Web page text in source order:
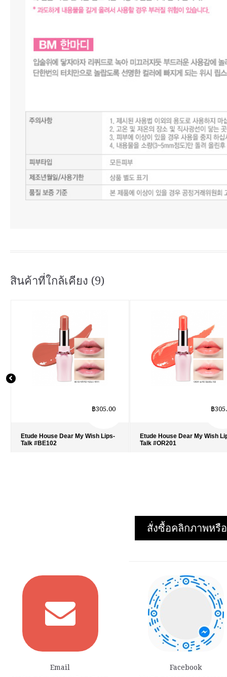
สินค้าที่ใกล้เคียง (9)
Etude House Dear My Wish Lips-
Talk #BE102
฿305.00
Etude House Dear My Wish
Talk #OR201
฿
สั่งซื้อคลิกภาพหรื
Email Facebook